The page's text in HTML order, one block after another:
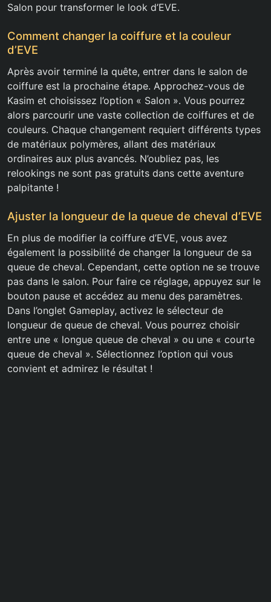
Salon pour transformer le look d’EVE.
Comment changer la coiffure et la couleur
d’EVE
Après avoir terminé la quête, entrer dans le salon de
coiffure est la prochaine étape. Approchez-vous de
Kasim et choisissez l’option « Salon ». Vous pourrez
alors parcourir une vaste collection de coiffures et de
couleurs. Chaque changement requiert différents types
de matériaux polymères, allant des matériaux
ordinaires aux plus avancés. N’oubliez pas, les
relookings ne sont pas gratuits dans cette aventure
palpitante !
Ajuster la longueur de la queue de cheval d’EVE
En plus de modifier la coiffure d’EVE, vous avez
également la possibilité de changer la longueur de sa
queue de cheval. Cependant, cette option ne se trouve
pas dans le salon. Pour faire ce réglage, appuyez sur le
bouton pause et accédez au menu des paramètres.
Dans l’onglet Gameplay, activez le sélecteur de
longueur de queue de cheval. Vous pourrez choisir
entre une « longue queue de cheval » ou une « courte
queue de cheval ». Sélectionnez l’option qui vous
convient et admirez le résultat !